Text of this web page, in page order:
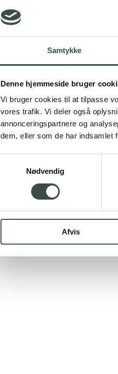
Samtykke
Denne hjemmeside bruger
Vi bruger cookies til at tilpasse
vores trafik. Vi deler også
annonceringspartnere og
dem, eller som de har indsamlet
Nødvendig
Afvis